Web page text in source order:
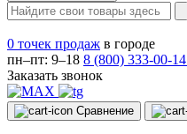
0 точек продаж в городе
пн–пт: 9–18 8 (800) 333-00-14
Заказать звонок
Сравнение